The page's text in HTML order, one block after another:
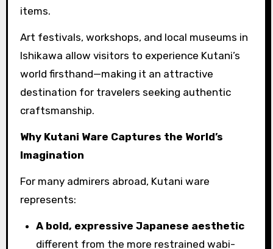
items.
Art festivals, workshops, and local museums in
Ishikawa allow visitors to experience Kutani’s
world firsthand—making it an attractive
destination for travelers seeking authentic
craftsmanship.
Why Kutani Ware Captures the World’s
Imagination
For many admirers abroad, Kutani ware
represents:
A bold, expressive Japanese aesthetic
different from the more restrained wabi-